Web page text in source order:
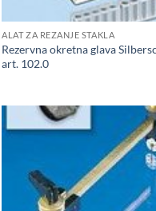
ALAT ZA REZANJE STAKLA
Rezervna okretna glava
art. 102.0